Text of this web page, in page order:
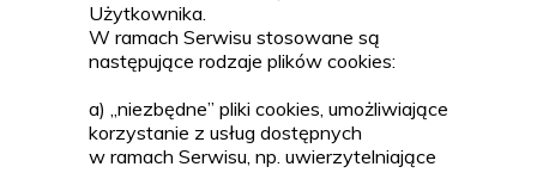
Użytkownika.
W ramach Serwisu stosowane są
następujące rodzaje plików cookies:
a) „niezbędne” pliki cookies, umożliwiające
korzystanie z usług dostępnych
w ramach Serwisu, np. uwierzytelniające